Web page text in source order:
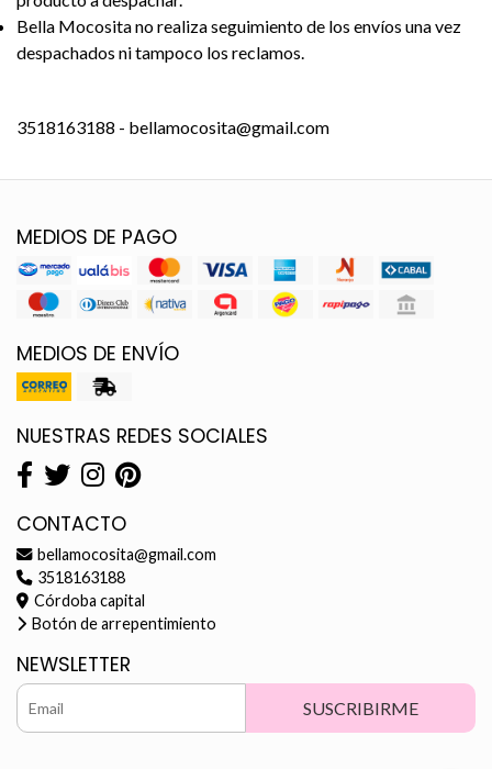
Bella Mocosita no realiza seguimiento de los envíos una vez
despachados ni tampoco los reclamos.
3518163188 - bellamocosita@gmail.com
MEDIOS DE PAGO
MEDIOS DE ENVÍO
NUESTRAS REDES SOCIALES
CONTACTO
bellamocosita@gmail.com
3518163188
Córdoba capital
Botón de arrepentimiento
NEWSLETTER
SUSCRIBIRME